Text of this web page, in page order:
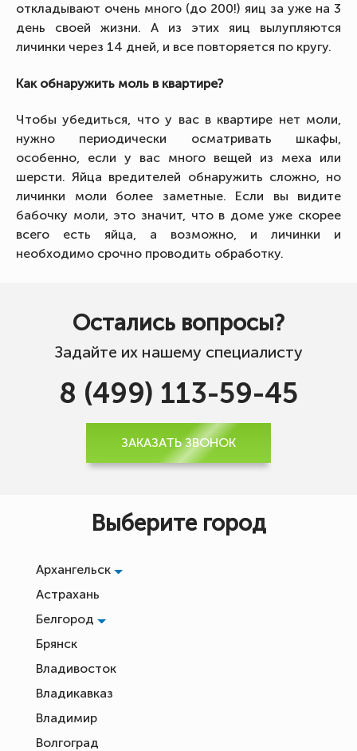
откладывают очень много (до 200!) яиц за уже на 3
день своей жизни. А из этих яиц вылупляются
личинки через 14 дней, и все повторяется по кругу.
Как обнаружить моль в квартире?
Чтобы убедиться, что у вас в квартире нет моли,
нужно периодически осматривать шкафы,
особенно, если у вас много вещей из меха или
шерсти. Яйца вредителей обнаружить сложно, но
личинки моли более заметные. Если вы видите
бабочку моли, это значит, что в доме уже скорее
всего есть яйца, а возможно, и личинки и
необходимо срочно проводить обработку.
Остались вопросы?
Задайте их нашему специалисту
8 (499) 113-59-45
ЗАКАЗАТЬ ЗВОНОК
Выберите город
Архангельск
Астрахань
Белгород
Брянск
Владивосток
Владикавказ
Владимир
Волгоград